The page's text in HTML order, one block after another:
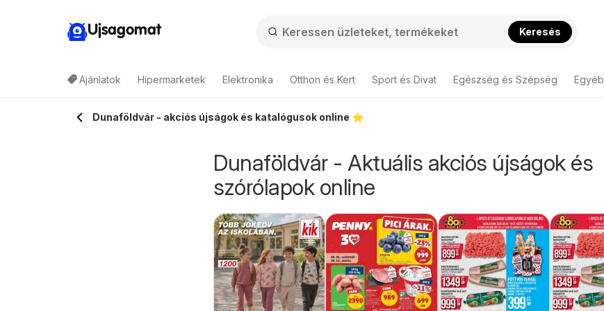
Ujsagomat Keresés
Ajánlatok Hipermarketek Elektronika Otthon és Kert Sport és Divat Egészség és Szépség Egyéb
Dunaföldvár - akciós újságok és katalógusok online ⭐️
Dunaföldvár - Aktuális akciós újságok és
szórólapok online